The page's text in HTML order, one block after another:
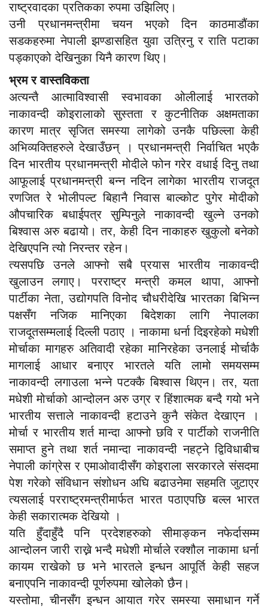
राष्ट्रवादका प्रतिकका रुपमा उझिलिए।
उनी प्रधानमन्त्रीमा चयन भएको दिन काठमाडौंका
सडकहरुमा नेपाली झण्डासहित युवा उत्रिनु र राति पटाका
पड्काएको देखिनुका यिनै कारण थिए।
भ्रम र वास्तविकता
अत्यन्तै आत्माविश्वासी स्वभावका ओलीलाई भारतको
नाकावन्दी कोइरालाको सुस्तता र कुटनीतिक अक्षमताका
कारण मात्र सृजित समस्या लागेको उनकै पछिल्ला केही
अभिव्यक्तिहरुले देखाउँछन् । प्रधानमन्त्री निर्वाचित भएकै
दिन भारतीय प्रधानमन्त्री मोदीले फोन गरेर वधाई दिनु तथा
आफूलाई प्रधानमन्त्री बन्न नदिन लागेका भारतीय राजदूत
रणजित रे भोलीपल्ट बिहानै निवास बाल्कोट पुगेर मोदीको
औपचारिक बधाईपत्र सुम्पिनुले नाकावन्दी खुल्ने उनको
बिश्वास अरु बढायो। तर, केही दिन नाकाहरु खुकुलो बनेको
देखिएपनि त्यो निरन्तर रहेन।
त्यसपछि उनले आफ्नो सबै प्रयास भारतीय नाकावन्दी
खुलाउन लगाए। परराष्ट्र मन्त्री कमल थापा, आफ्नो
पार्टीका नेता, उद्योगपति विनोद चौधरीदेखि भारतका बिभिन्न
पक्षसँग नजिक मानिएका बिदेशका लागि नेपालका
राजदूतसम्मलाई दिल्ली पठाए । नाकामा धर्ना दिइरहेको मधेशी
मोर्चाका मागहरु अतिवादी रहेका मानिरहेका उनलाई मोर्चाकै
मागलाई आधार बनाएर भारतले यति लामो समयसम्म
नाकावन्दी लगाउला भन्ने पटक्कै बिश्वास थिएन। तर, यता
मधेशी मोर्चाको आन्दोलन अरु उग्र र हिंशात्मक बन्दै गयो भने
भारतीय सत्ताले नाकावन्दी हटाउने कुनै संकेत देखाएन ।
मोर्चा र भारतीय शर्त मान्दा आफ्नो छवि र पार्टीको राजनीति
समाप्त हुने तथा शर्त नमान्दा नाकावन्दी नहट्ने द्विविधाबीच
नेपाली कांग्रेस र एमाओवादीसँग कोइराला सरकारले संसदमा
पेश गरेको संविधान संशोधन अघि बढाउनेमा सहमति जुटाएर
त्यसलाई परराष्ट्रमन्त्रीमार्फत भारत पठाएपछि बल्ल भारत
केही सकारात्मक देखियो ।
यति हुँदाहुँदै पनि प्रदेशहरुको सीमाङ्कन नफेर्दासम्म
आन्दोलन जारी राख्ने भन्दै मधेशी मोर्चाले रक्शौल नाकामा धर्ना
कायम राखेको छ भने भारतले इन्धन आपूर्ति केही सहज
बनाएपनि नाकावन्दी पूर्णरुपमा खोलेको छैन।
यस्तोमा, चीनसँग इन्धन आयात गरेर समस्या समाधान गर्ने